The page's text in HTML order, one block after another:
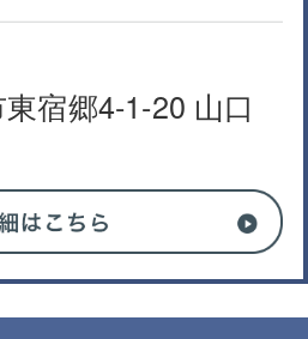
宿郷4-1-20 山口